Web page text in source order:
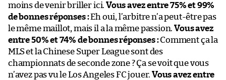
moins de venir briller ici. Vous avez entre 75% et 99%
de bonnes réponses :Eh oui, l’arbitre n’a peut-être pas
le même maillot, mais il a la même passion.Vous avez
entre 50% et 74% de bonnes réponses :Comment ça la
MLS et la Chinese Super League sont des
championnats de seconde zone ? Ça se voit que vous
n’avez pas vu le Los Angeles FC jouer. Vous avez entre